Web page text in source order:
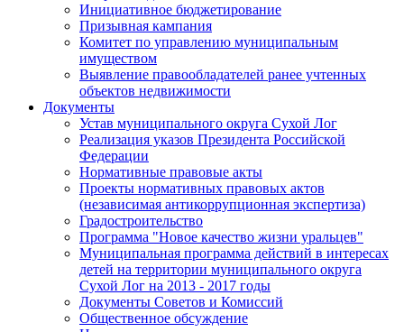
Инициативное бюджетирование
Призывная кампания
Комитет по управлению муниципальным
имуществом
Выявление правообладателей ранее учтенных
объектов недвижимости
Документы
Устав муниципального округа Сухой Лог
Реализация указов Президента Российской
Федерации
Нормативные правовые акты
Проекты нормативных правовых актов
(независимая антикоррупционная экспертиза)
Градостроительство
Программа "Новое качество жизни уральцев"
Муниципальная программа действий в интересах
детей на территории муниципального округа
Сухой Лог на 2013 - 2017 годы
Документы Советов и Комиссий
Общественное обсуждение